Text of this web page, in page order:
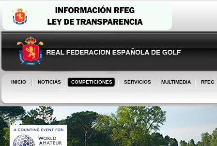
INICIO NOTICIAS COMPETICIONES SERVICIOS MULTIMEDIA RFEG